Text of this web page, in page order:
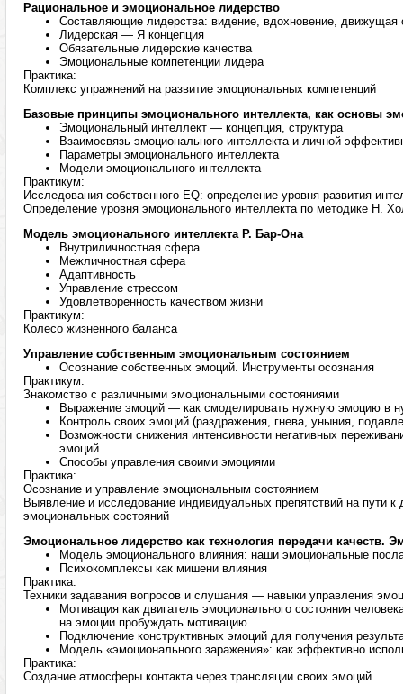
Рациональное и эмоциональное лидерство
Составляющие лидерства: видение, вдохновение, движущая
Лидерская — Я концепция
Обязательные лидерские качества
Эмоциональные компетенции лидера
Практика:
Комплекс упражнений на развитие эмоциональных компетенций
Базовые принципы эмоционального интеллекта, как основы
Эмоциональный интеллект — концепция, структура
Взаимосвязь эмоционального интеллекта и личной
Параметры эмоционального интеллекта
Модели эмоционального интеллекта
Практикум:
Исследования собственного EQ: определение уровня развития
Определение уровня эмоционального интеллекта по методике Н.
Модель эмоционального интеллекта Р. Бар-Она
Внутриличностная сфера
Межличностная сфера
Адаптивность
Управление стрессом
Удовлетворенность качеством жизни
Практикум:
Колесо жизненного баланса
Управление собственным эмоциональным состоянием
Осознание собственных эмоций. Инструменты осознания
Практикум:
Знакомство с различными эмоциональными состояниями
Выражение эмоций — как смоделировать нужную эмоцию в
Контроль своих эмоций (раздражения, гнева, уныния,
Возможности снижения интенсивности негативных
эмоций
Способы управления своими эмоциями
Практика:
Осознание и управление эмоциональным состоянием
Выявление и исследование индивидуальных препятствий на пути
эмоциональных состояний
Эмоциональное лидерство как технология передачи качеств.
Модель эмоционального влияния: наши эмоциональные
Психокомплексы как мишени влияния
Практика:
Техники задавания вопросов и слушания — навыки управления
Мотивация как двигатель эмоционального состояния
на эмоции пробуждать мотивацию
Подключение конструктивных эмоций для получения
Модель «эмоционального заражения»: как эффективно
Практика:
Создание атмосферы контакта через трансляции своих эмоций